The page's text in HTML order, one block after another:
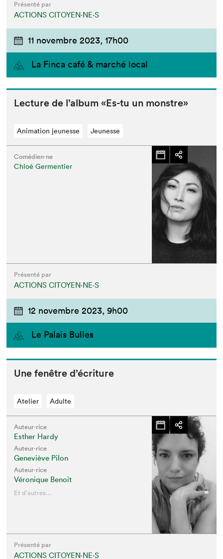
Présenté par
ACTIONS CITOYEN⋅NE⋅S
11 novembre 2023, 17h00
La Finca café & marché local
Lec­ture de l’al­bum «Es-tu un monstre»
Animation jeunesse Jeunesse
Comédien·ne
Chloé Germentier
Présenté par
ACTIONS CITOYEN⋅NE⋅S
12 novembre 2023, 9h00
Le Palais Bulles
Une fenêtre d’écriture
Atelier Adulte
Auteur·rice
Esther Hardy
Auteur·rice
Geneviève Pilon
Auteur·rice
Véronique Benoit
Et d'autres...
Présenté par
ACTIONS CITOYEN⋅NE⋅S